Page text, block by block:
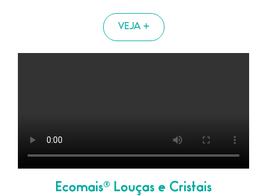
VEJA +
Ecomais® Louças e Cristais